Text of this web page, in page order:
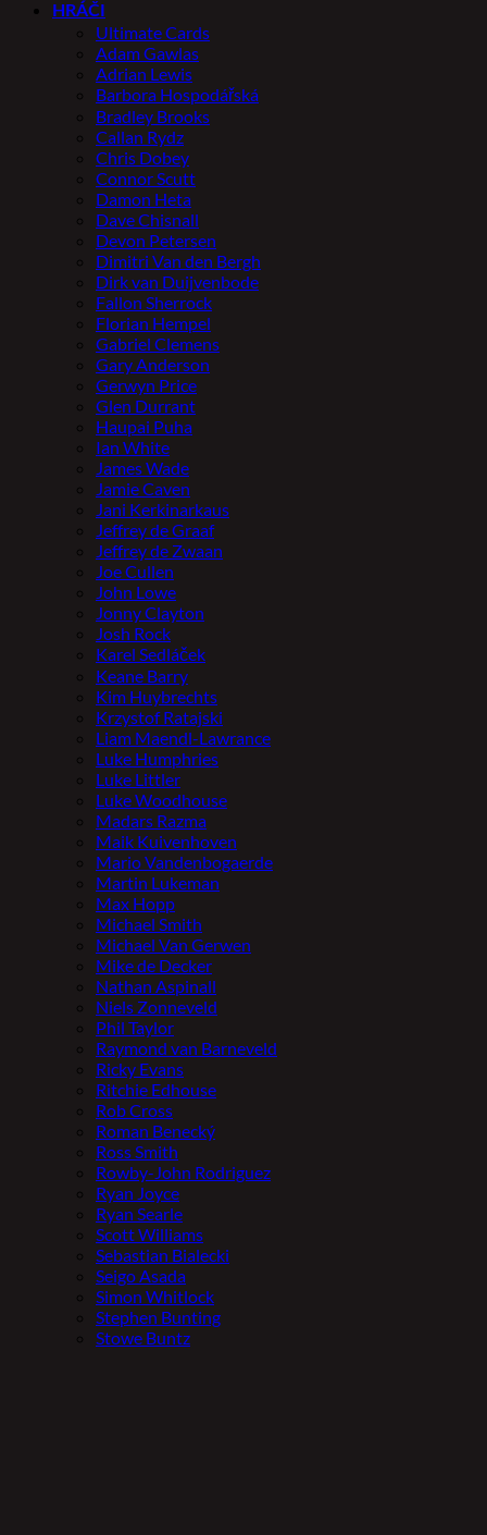
HRÁČI
Ultimate Cards
Adam Gawlas
Adrian Lewis
Barbora Hospodářská
Bradley Brooks
Callan Rydz
Chris Dobey
Connor Scutt
Damon Heta
Dave Chisnall
Devon Petersen
Dimitri Van den Bergh
Dirk van Duijvenbode
Fallon Sherrock
Florian Hempel
Gabriel Clemens
Gary Anderson
Gerwyn Price
Glen Durrant
Haupai Puha
Ian White
James Wade
Jamie Caven
Jani Kerkinarkaus
Jeffrey de Graaf
Jeffrey de Zwaan
Joe Cullen
John Lowe
Jonny Clayton
Josh Rock
Karel Sedláček
Keane Barry
Kim Huybrechts
Krzystof Ratajski
Liam Maendl-Lawrance
Luke Humphries
Luke Littler
Luke Woodhouse
Madars Razma
Maik Kuivenhoven
Mario Vandenbogaerde
Martin Lukeman
Max Hopp
Michael Smith
Michael Van Gerwen
Mike de Decker
Nathan Aspinall
Niels Zonneveld
Phil Taylor
Raymond van Barneveld
Ricky Evans
Ritchie Edhouse
Rob Cross
Roman Benecký
Ross Smith
Rowby-John Rodriguez
Ryan Joyce
Ryan Searle
Scott Williams
Sebastian Bialecki
Seigo Asada
Simon Whitlock
Stephen Bunting
Stowe Buntz